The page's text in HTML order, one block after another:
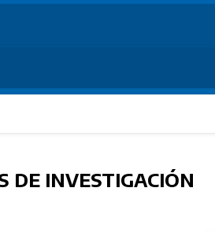
DE INVESTIGACIÓN